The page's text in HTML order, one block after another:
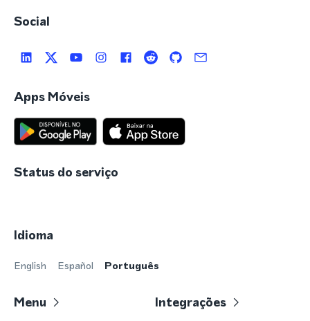
Social
Apps Móveis
Status do serviço
Idioma
English Español Português
Menu Integrações